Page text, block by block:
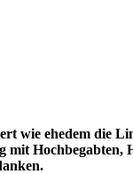
ehedem die
Hochbegabten,